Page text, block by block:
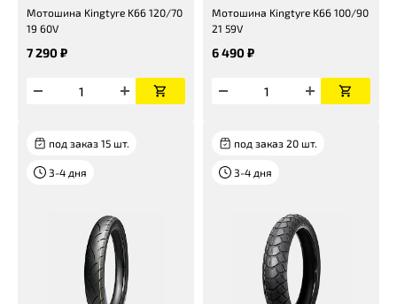
Мотошина Kingtyre K66 120/70
19 60V
7 290 ₽
Мотошина Kingtyre K66 100/90
21 59V
6 490 ₽
под заказ 15 шт.
3-4 дня
под заказ 20 шт.
3-4 дня